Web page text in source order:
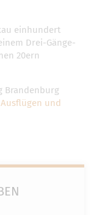
einhundert
Drei-Gänge-
20ern
Brandenburg
und